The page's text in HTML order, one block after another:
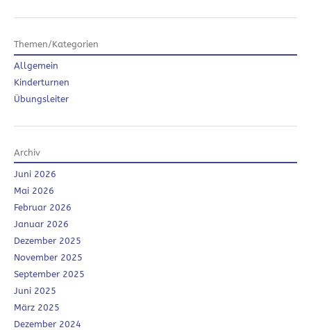
Themen/Kategorien
Allgemein
Kinderturnen
Übungsleiter
Archiv
Juni 2026
Mai 2026
Februar 2026
Januar 2026
Dezember 2025
November 2025
September 2025
Juni 2025
März 2025
Dezember 2024